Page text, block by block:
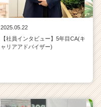
2025.05.22
【社員インタビュー】5年目CA(キ
ャリアアドバイザー)